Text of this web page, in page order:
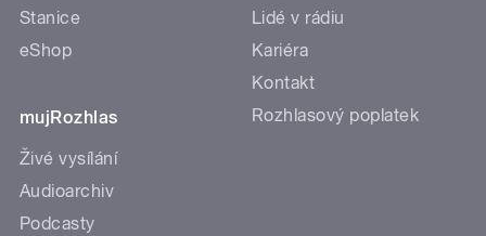
Stanice
eShop
mujRozhlas
Živé vysílání
Audioarchiv
Podcasty
Lidé v rádiu
Kariéra
Kontakt
Rozhlasový poplatek